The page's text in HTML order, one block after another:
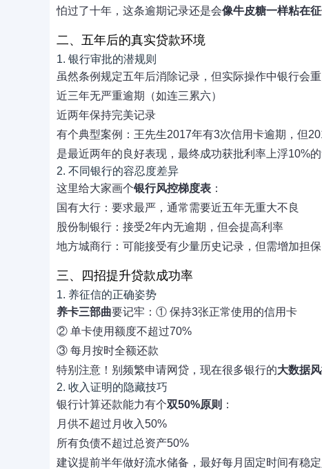
怕过了十年，这条逾期记录还是会像牛皮糖一样粘在
二、五年后的真实贷款环境
1. 银行审批的潜规则
虽然条例规定五年后消除记录，但实际操作中银行会
近三年无严重逾期（如连三累六）
近两年保持完美记录
有个典型案例：王先生2017年有3次信用卡逾期，但
是最近两年的良好表现，最终成功获批利率上浮10%的
2. 不同银行的容忍度差异
这里给大家画个银行风控梯度表 ：
国有大行：要求最严，通常需要近五年无重大不良
股份制银行：接受2年内无逾期，但会提高利率
地方城商行：可能接受有少量历史记录，但需增加担保
三、四招提升贷款成功率
1. 养征信的正确姿势
养卡三部曲要记牢：① 保持3张正常使用的信用卡
② 单卡使用额度不超过70%
③ 每月按时全额还款
特别注意！别频繁申请网贷，现在很多银行的大数据
2. 收入证明的隐藏技巧
银行计算还款能力有个双50%原则 ：
月供不超过月收入50%
所有负债不超过总资产50%
建议提前半年做好流水储备，最好每月固定时间有稳